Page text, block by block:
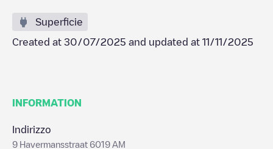
Superficie
Created at 30/07/2025 and updated at 11/11/2025
INFORMATION
Indirizzo
9 Havermansstraat 6019 AM